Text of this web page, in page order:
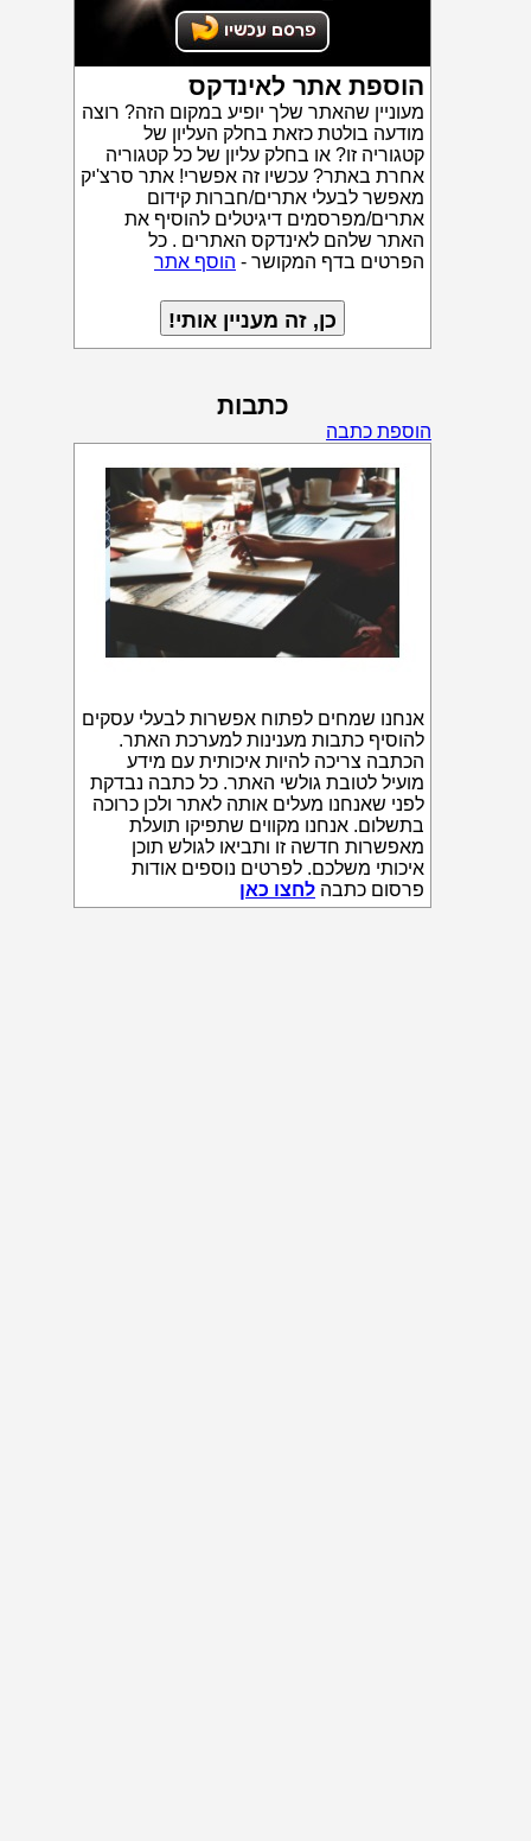
הוספת אתר לאינדקס
מעוניין שהאתר שלך יופיע במקום הזה? רוצה
מודעה בולטת כזאת בחלק העליון של
קטגוריה זו? או בחלק עליון של כל קטגוריה
אחרת באתר? עכשיו זה אפשרי! אתר סרצ'יק
מאפשר לבעלי אתרים/חברות קידום
אתרים/מפרסמים דיגיטלים להוסיף את
האתר שלהם לאינדקס האתרים . כל
הפרטים בדף המקושר - הוסף אתר
כתבות
הוספת כתבה
אנחנו שמחים לפתוח אפשרות לבעלי עסקים
להוסיף כתבות מענינות למערכת האתר.
הכתבה צריכה להיות איכותית עם מידע
מועיל לטובת גולשי האתר. כל כתבה נבדקת
לפני שאנחנו מעלים אותה לאתר ולכן כרוכה
בתשלום. אנחנו מקווים שתפיקו תועלת
מאפשרות חדשה זו ותביאו לגולש תוכן
איכותי משלכם. לפרטים נוספים אודות
פרסום כתבה לחצו כאן